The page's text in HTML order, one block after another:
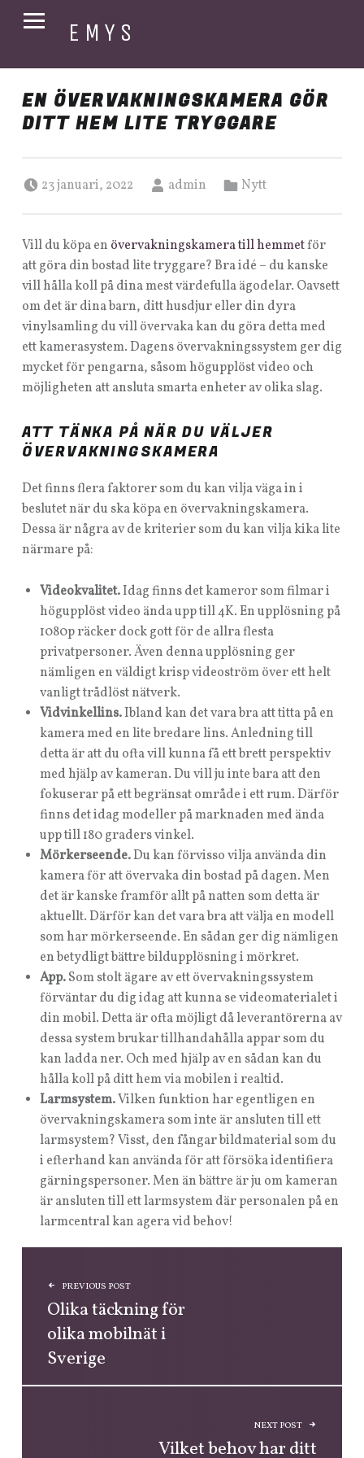
EMYS
EN ÖVERVAKNINGSKAMERA GÖR
DITT HEM LITE TRYGGARE
23 januari, 2022 admin Nytt
Vill du köpa en övervakningskamera till hemmetför
att göra din bostad lite tryggare? Bra idé – du kanske
vill hålla koll på dina mest värdefulla ägodelar. Oavsett
om det är dina barn, ditt husdjur eller din dyra
vinylsamling du vill övervaka kan du göra detta med
ett kamerasystem. Dagens övervakningssystem ger dig
mycket för pengarna, såsom högupplöst video och
möjligheten att ansluta smarta enheter av olika slag.
ATT TÄNKA PÅ NÄR DU VÄLJER
ÖVERVAKNINGSKAMERA
Det finns flera faktorer som du kan vilja väga in i
beslutet när du ska köpa en övervakningskamera.
Dessa är några av de kriterier som du kan vilja kika lite
närmare på:
Videokvalitet.Idag finns det kameror som filmar i
högupplöst video ända upp till 4K. En upplösning på
1080p räcker dock gott för de allra flesta
privatpersoner. Även denna upplösning ger
nämligen en väldigt krisp videoström över ett helt
vanligt trådlöst nätverk.
Vidvinkellins.Ibland kan det vara bra att titta på en
kamera med en lite bredare lins. Anledning till
detta är att du ofta vill kunna få ett brett perspektiv
med hjälp av kameran. Du vill ju inte bara att den
fokuserar på ett begränsat område i ett rum. Därför
finns det idag modeller på marknaden med ända
upp till 180 graders vinkel.
Mörkerseende.Du kan förvisso vilja använda din
kamera för att övervaka din bostad på dagen. Men
det är kanske framför allt på natten som detta är
aktuellt. Därför kan det vara bra att välja en modell
som har mörkerseende. En sådan ger dig nämligen
en betydligt bättre bildupplösning i mörkret.
App.Som stolt ägare av ett övervakningssystem
förväntar du dig idag att kunna se videomaterialet i
din mobil. Detta är ofta möjligt då leverantörerna av
dessa system brukar tillhandahålla appar som du
kan ladda ner. Och med hjälp av en sådan kan du
hålla koll på ditt hem via mobilen i realtid.
Larmsystem.Vilken funktion har egentligen en
övervakningskamera som inte är ansluten till ett
larmsystem? Visst, den fångar bildmaterial som du
i efterhand kan använda för att försöka identifiera
gärningspersoner. Men än bättre är ju om kameran
är ansluten till ett larmsystem där personalen på en
larmcentral kan agera vid behov!
INLÄGGSNAVIGERING
PREVIOUS POST
Olika täckning för
olika mobilnät i
Sverige
NEXT POST
Vilket behov har ditt